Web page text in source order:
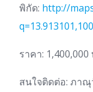
พิกัด: http://
ราคา: 1,400,000
สนใจติดต่อ: ภา